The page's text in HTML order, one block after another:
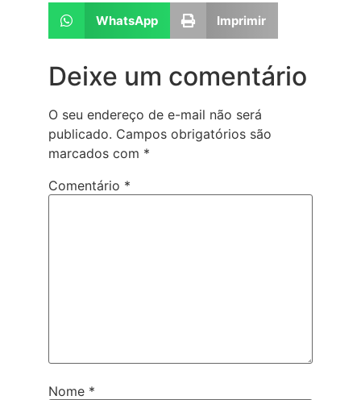
WhatsApp Imprimir
Deixe um comentário
O seu endereço de e-mail não será
publicado. Campos obrigatórios são
marcados com *
Comentário *
Nome *